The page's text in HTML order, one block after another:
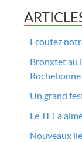
Ecoutez
Bronxtet au
Rochebonne
Un grand
Le JTT a
Nouveaux